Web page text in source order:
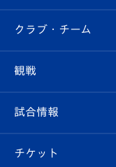
すべて
クラブ
試合情報
クラブ・チーム
クラブ概要
観戦
観戦ルール
試合情報
試合日程/結果
チケット